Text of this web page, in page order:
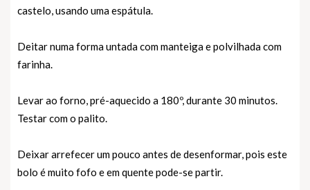
castelo, usando uma espátula.
Deitar numa forma untada com manteiga e polvilhada com
farinha.
Levar ao forno, pré-aquecido a 180º, durante 30 minutos.
Testar com o palito.
Deixar arrefecer um pouco antes de desenformar, pois este
bolo é muito fofo e em quente pode-se partir.